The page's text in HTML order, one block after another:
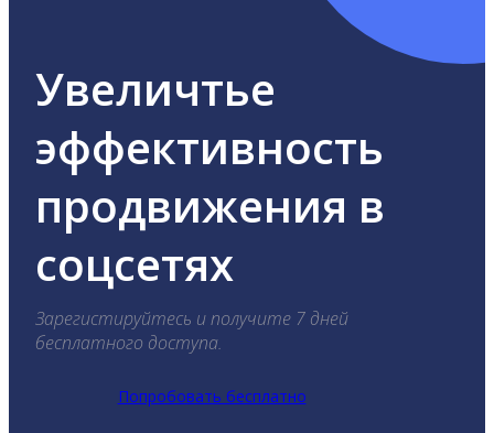
Увеличтье
эффективность
продвижения в
соцсетях
Зарегистируйтесь и получите 7 дней
бесплатного доступа.
Попробовать бесплатно